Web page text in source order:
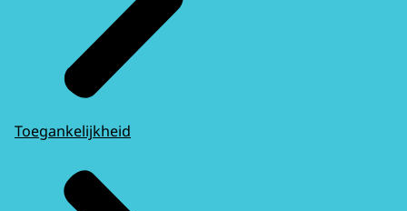
Toegankelijkheid